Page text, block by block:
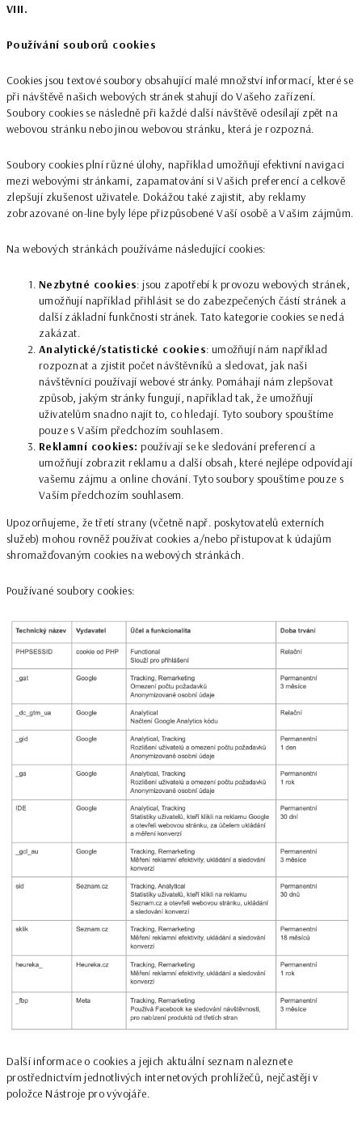
VIII.
Používání souborů cookies
Cookies jsou textové soubory obsahující malé množství informací, které se
při návštěvě našich webových stránek stahují do Vašeho zařízení.
Soubory cookies se následně při každé další návštěvě odesílají zpět na
webovou stránku nebo jinou webovou stránku, která je rozpozná.
Soubory cookies plní různé úlohy, například umožňují efektivní navigaci
mezi webovými stránkami, zapamatování si Vašich preferencí a celkově
zlepšují zkušenost uživatele. Dokážou také zajistit, aby reklamy
zobrazované on-line byly lépe přizpůsobené Vaší osobě a Vašim zájmům.
Na webových stránkách používáme následující cookies:
Nezbytné cookies: jsou zapotřebí k provozu webových stránek,
umožňují například přihlásit se do zabezpečených částí stránek a
další základní funkčnosti stránek. Tato kategorie cookies se nedá
zakázat.
Analytické/statistické cookies: umožňují nám například
rozpoznat a zjistit počet návštěvníků a sledovat, jak naši
návštěvníci používají webové stránky. Pomáhají nám zlepšovat
způsob, jakým stránky fungují, například tak, že umožňují
uživatelům snadno najít to, co hledají. Tyto soubory spouštíme
pouze s Vaším předchozím souhlasem.
Reklamní cookies: používají se ke sledování preferencí a
umožňují zobrazit reklamu a další obsah, které nejlépe odpovídají
vašemu zájmu a online chování. Tyto soubory spouštíme pouze s
Vaším předchozím souhlasem.
Upozorňujeme, že třetí strany (včetně např. poskytovatelů externích
služeb) mohou rovněž používat cookies a/nebo přistupovat k údajům
shromažďovaným cookies na webových stránkách.
Používané soubory cookies:
Další informace o cookies a jejich aktuální seznam naleznete
prostřednictvím jednotlivých internetových prohlížečů, nejčastěji v
položce Nástroje pro vývojáře.